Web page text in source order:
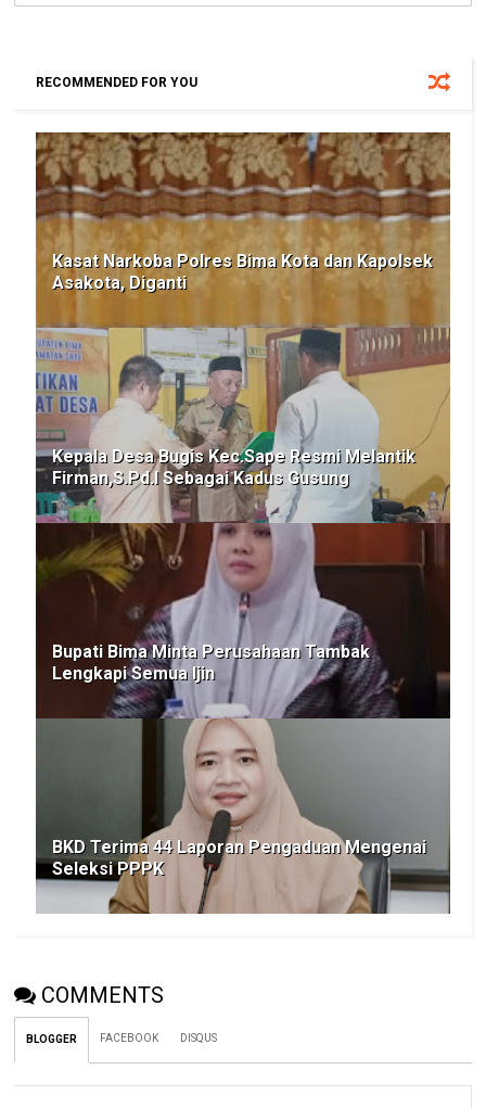
RECOMMENDED FOR YOU
Kasat Narkoba Polres Bima Kota dan Kapolsek
Asakota, Diganti
Kepala Desa Bugis Kec.Sape Resmi Melantik
Firman,S.Pd.I Sebagai Kadus Gusung
Bupati Bima Minta Perusahaan Tambak
Lengkapi Semua Ijin
BKD Terima 44 Laporan Pengaduan Mengenai
Seleksi PPPK
COMMENTS
BLOGGER FACEBOOK DISQUS